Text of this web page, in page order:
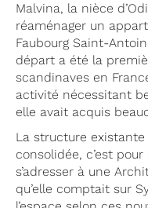
Malvina, la nièce
réaménager un
Faubourg Saint-
départ a été la
scandinaves en
activité nécessitant
elle avait acquis
La structure existante
consolidée, c’est
s’adresser à une
qu’elle comptait sur